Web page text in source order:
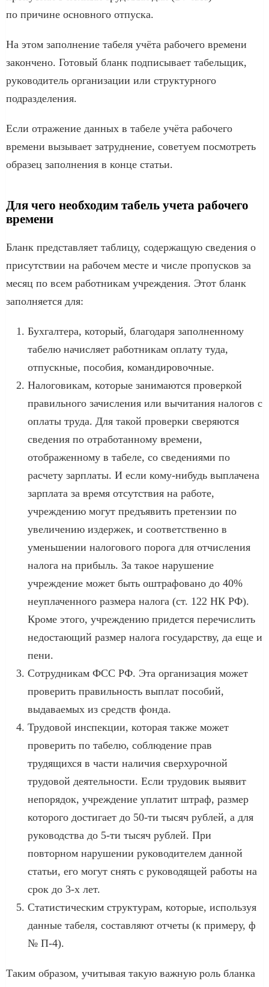
по причине основного отпуска.
На этом заполнение табеля учёта рабочего времени
закончено. Готовый бланк подписывает табельщик,
руководитель организации или структурного
подразделения.
Если отражение данных в табеле учёта рабочего
времени вызывает затруднение, советуем посмотреть
образец заполнения в конце статьи.
Для чего необходим табель учета рабочего
времени
Бланк представляет таблицу, содержащую сведения о
присутствии на рабочем месте и числе пропусков за
месяц по всем работникам учреждения. Этот бланк
заполняется для:
Бухгалтера, который, благодаря заполненному
табелю начисляет работникам оплату туда,
отпускные, пособия, командировочные.
Налоговикам, которые занимаются проверкой
правильного зачисления или вычитания налогов с
оплаты труда. Для такой проверки сверяются
сведения по отработанному времени,
отображенному в табеле, со сведениями по
расчету зарплаты. И если кому-нибудь выплачена
зарплата за время отсутствия на работе,
учреждению могут предъявить претензии по
увеличению издержек, и соответственно в
уменьшении налогового порога для отчисления
налога на прибыль. За такое нарушение
учреждение может быть оштрафовано до 40%
неуплаченного размера налога (ст. 122 НК РФ).
Кроме этого, учреждению придется перечислить
недостающий размер налога государству, да еще и
пени.
Сотрудникам ФСС РФ. Эта организация может
проверить правильность выплат пособий,
выдаваемых из средств фонда.
Трудовой инспекции, которая также может
проверить по табелю, соблюдение прав
трудящихся в части наличия сверхурочной
трудовой деятельности. Если трудовик выявит
непорядок, учреждение уплатит штраф, размер
которого достигает до 50-ти тысяч рублей, а для
руководства до 5-ти тысяч рублей. При
повторном нарушении руководителем данной
статьи, его могут снять с руководящей работы на
срок до 3-х лет.
Статистическим структурам, которые, используя
данные табеля, составляют отчеты (к примеру, ф
№ П-4).
Таким образом, учитывая такую важную роль бланка